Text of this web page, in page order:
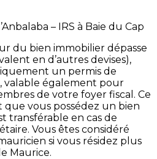
– IRS à Baie du Cap
du bien immobilier dépasse
en d’autres devises),
un permis de
valable également pour
de votre foyer fiscal. Ce
que vous possédez un bien
transférable en cas de
Vous êtes considéré
si vous résidez plus
Maurice.